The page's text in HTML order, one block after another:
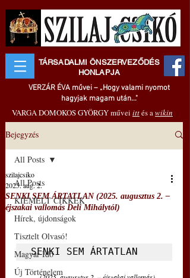
TÁRSADALMI ÖNSZERVEZŐDÉS
HONLAPJA
VERZÁR ÉVA művei – „Hogy valami nyomot
hagyjak magam után..."
VARGA DOMOKOS GYÖRGY művei ittés awikin
Bejegyzés
All Posts
KIEMELT CIKKEK
Hírek, újdonságok
Tisztelt Olvasó!
Magyar Idő
Új Történelem
All Posts
SENKI SEM ÁRTATLAN (2025. augusztus 2. –
éjszakai vallomás Deli Mihálytól)
szilajcsiko
2025. aug. 2.
SENKI SEM ÁRTATLAN